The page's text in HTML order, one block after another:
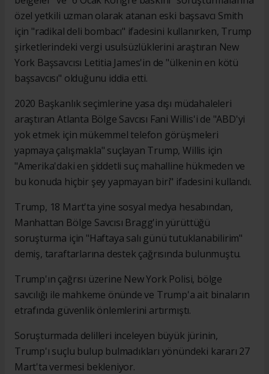
özel yetkili uzman olarak atanan eski başsavcı Smith
için "radikal deli bombacı" ifadesini kullanırken, Trump
şirketlerindeki vergi usulsüzlüklerini araştıran New
York Başsavcısı Letitia James'in de "ülkenin en kötü
başsavcısı" olduğunu iddia etti.
2020 Başkanlık seçimlerine yasa dışı müdahaleleri
araştıran Atlanta Bölge Savcısı Fani Willis'i de "ABD'yi
yok etmek için mükemmel telefon görüşmeleri
yapmaya çalışmakla" suçlayan Trump, Willis için
"Amerika'daki en şiddetli suç mahalline hükmeden ve
bu konuda hiçbir şey yapmayan biri" ifadesini kullandı.
Trump, 18 Mart'ta yine sosyal medya hesabından,
Manhattan Bölge Savcısı Bragg'in yürüttüğü
soruşturma için "Haftaya salı günü tutuklanabilirim"
demiş, taraftarlarına destek çağrısında bulunmuştu.
Trump'ın çağrısı üzerine New York Polisi, bölge
savcılığı ile mahkeme önünde ve Trump'a ait binaların
etrafında güvenlik önlemlerini artırmıştı.
Soruşturmada delilleri inceleyen büyük jürinin,
Trump'ı suçlu bulup bulmadıkları yönündeki kararı 27
Mart'ta vermesi bekleniyor.